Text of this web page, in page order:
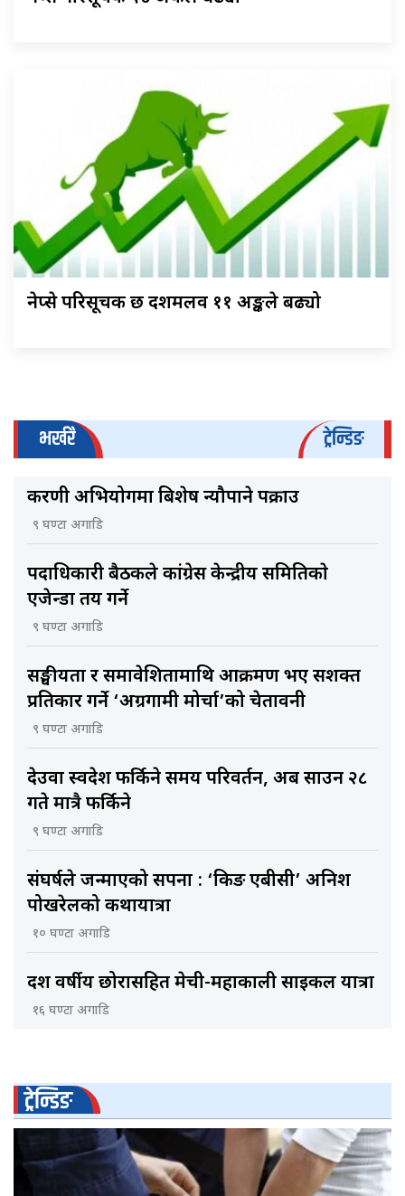
नेप्से परिसूचक छ दशमलव ११ अङ्कले बढ्यो
भर्खरै ट्रेन्डिङ
करणी अभियोगमा बिशेष न्यौपाने पक्राउ
९ घण्टा अगाडि
पदाधिकारी बैठकले कांग्रेस केन्द्रीय समितिकाे
एजेन्डा तय गर्ने
९ घण्टा अगाडि
सङ्घीयता र समावेशितामाथि आक्रमण भए सशक्त
प्रतिकार गर्ने ‘अग्रगामी मोर्चा’को चेतावनी
९ घण्टा अगाडि
देउवा स्वदेश फर्किने समय परिवर्तन, अब साउन २८
गते मात्रै फर्किने
९ घण्टा अगाडि
संघर्षले जन्माएको सपना : ‘किङ एबीसी’ अनिश
पोखरेलको कथायात्रा
१० घण्टा अगाडि
दश वर्षीय छोरासहित मेची-महाकाली साइकल यात्रा
१६ घण्टा अगाडि
ट्रेन्डिङ